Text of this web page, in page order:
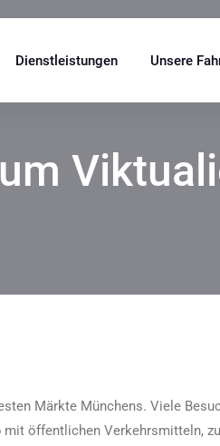
Dienstleistungen Unsere
Märkte Münchens. Viele
mit öffentlichen Verkehrsmitteln,